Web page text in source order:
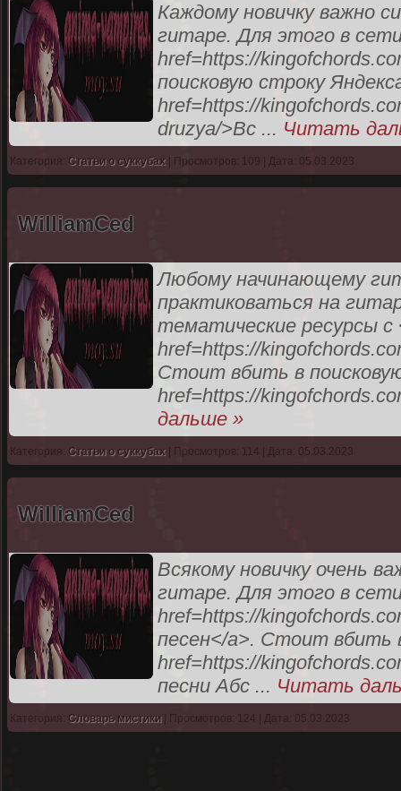
Каждому новичку важно
гитаре. Для этого в
href=https://
поисковую строку
href=https://
druzya/>Вс ... Читать
Категория: Статьи о суккубах | Просмотров: 109 | Дата: 05.03.2023
WilliamCed
Любому начинающему
практиковаться на
тематические ресурсы с
href=https://
Стоит вбить в
href=https://
дальше »
Категория: Статьи о суккубах | Просмотров: 114 | Дата: 05.03.2023
WilliamCed
Всякому новичку очень
гитаре. Для этого в
href=https://
песен</a>. Стоит вбить
href=https://
песни Абс ... Читать
Категория: Словарь мистики| Просмотров: 124 | Дата: 05.03.2023